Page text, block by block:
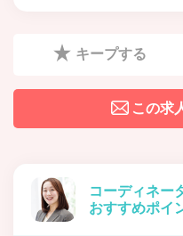
キープする
この求
コーディネー
おすすめポイ